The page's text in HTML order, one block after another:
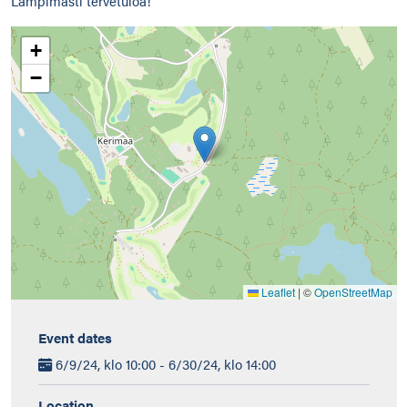
+
−
Leaflet | ©OpenStreetMap
Event dates
6/9/24, klo 10:00 - 6/30/24, klo 14:00